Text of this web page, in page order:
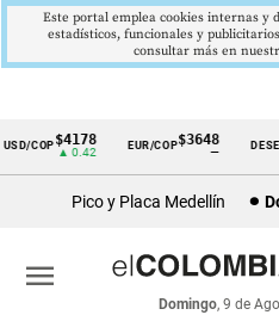
Cintillo
económicos
Colombia
COP$4178
▲ 0.42
EUR/COP$3648
Pico y Placa Medellín
Domingo, 9 de
menu
Este portal emplea cookies internas y
estadísticos, funcionales y
consultar más en